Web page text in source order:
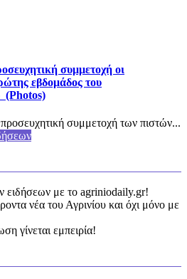
συμμετοχή οι
εβδομάδος του
(Photos)
συμμετοχή των πιστών...
ειδήσεων με το agriniodaily.gr!
νέα του Αγρινίου και όχι μόνο με
γίνεται εμπειρία!